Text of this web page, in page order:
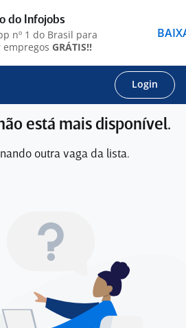
Login
está mais disponível.
outra vaga da lista.
do Infojobs
nº 1 do Brasil para
GRÁTIS!!